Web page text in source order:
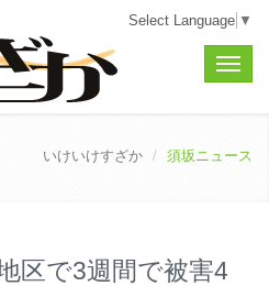
Select Language ▼
Toggle
いけいけすざか 須坂ニュース
区で3週間で被害4